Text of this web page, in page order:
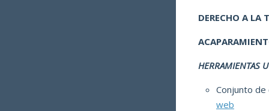
DERECHO A LA
HERRAMIENTAS
Conjunto
web